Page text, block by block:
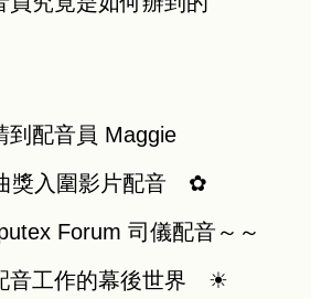
到配音員 Maggie
獎入圍影片配音 ✿
Forum 司儀配音～～
音工作的幕後世界 ☀︎